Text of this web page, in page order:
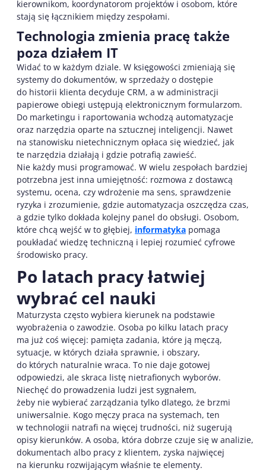
kierownikom, koordynatorom projektów i osobom, które
stają się łącznikiem między zespołami.
Technologia zmienia pracę także
poza działem IT
Widać to w każdym dziale. W księgowości zmieniają się
systemy do dokumentów, w sprzedaży o dostępie
do historii klienta decyduje CRM, a w administracji
papierowe obiegi ustępują elektronicznym formularzom.
Do marketingu i raportowania wchodzą automatyzacje
oraz narzędzia oparte na sztucznej inteligencji. Nawet
na stanowisku nietechnicznym opłaca się wiedzieć, jak
te narzędzia działają i gdzie potrafią zawieść.
Nie każdy musi programować. W wielu zespołach bardziej
potrzebna jest inna umiejętność: rozmowa z dostawcą
systemu, ocena, czy wdrożenie ma sens, sprawdzenie
ryzyka i zrozumienie, gdzie automatyzacja oszczędza czas,
a gdzie tylko dokłada kolejny panel do obsługi. Osobom,
które chcą wejść w to głębiej, informatyka pomaga
poukładać wiedzę techniczną i lepiej rozumieć cyfrowe
środowisko pracy.
Po latach pracy łatwiej
wybrać cel nauki
Maturzysta często wybiera kierunek na podstawie
wyobrażenia o zawodzie. Osoba po kilku latach pracy
ma już coś więcej: pamięta zadania, które ją męczą,
sytuacje, w których działa sprawnie, i obszary,
do których naturalnie wraca. To nie daje gotowej
odpowiedzi, ale skraca listę nietrafionych wyborów.
Niechęć do prowadzenia ludzi jest sygnałem,
żeby nie wybierać zarządzania tylko dlatego, że brzmi
uniwersalnie. Kogo męczy praca na systemach, ten
w technologii natrafi na więcej trudności, niż sugerują
opisy kierunków. A osoba, która dobrze czuje się w analizie,
dokumentach albo pracy z klientem, zyska najwięcej
na kierunku rozwijającym właśnie te elementy.